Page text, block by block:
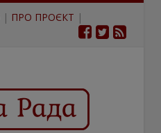
| ПРО ПРОЄКТ |